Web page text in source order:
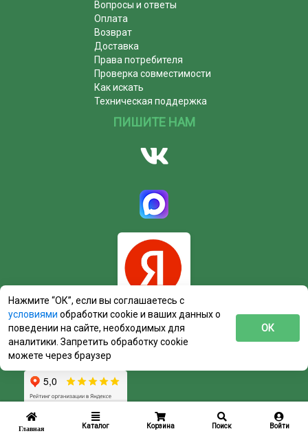
Главная Каталог Корзина Поиск Войти
Вопросы и ответы
Оплата
Возврат
Доставка
Права потребителя
Проверка совместимости
Как искать
Техническая поддержка
ПИШИТЕ НАМ
Нажмите “ОК”, если вы соглашаетесь с
условиями обработки cookie и ваших данных о
поведении на сайте, необходимых для
аналитики. Запретить обработку cookie
можете через браузер
ОК